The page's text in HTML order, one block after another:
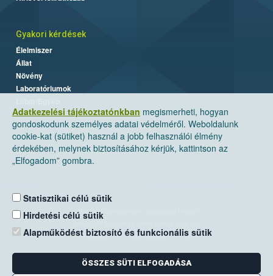
Adatkezelési tájékoztatónkban megismerheti, hogyan
gondoskodunk személyes adatai védelméről. Weboldalunk
cookie-kat (sütiket) használ a jobb felhasználói élmény
érdekében, melynek biztosításához kérjük, kattintson az
„Elfogadom” gombra.
Statisztikai célú sütik
Hirdetési célú sütik
Alapműködést biztosító és funkcionális sütik
ÖSSZES SÜTI ELFOGADÁSA
Gyakori kérdések
Élelmiszer
Állat
Növény
Laboratóriumok
Nemzeti Élelmiszerlánc-biztonsági Hivatal
Levelezési cím: 1525 Budapest. Pf. 30.
E-mail:ugyfelszolgalat@nebih.gov.hu